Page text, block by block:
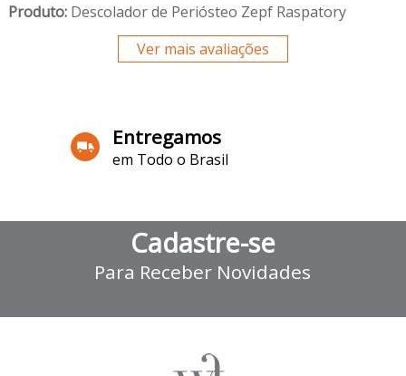
Produto:Descolador de Periósteo Zepf Raspatory
Ver mais avaliações
Entregamos
em Todo o Brasil
Cadastre-se
Para Receber Novidades